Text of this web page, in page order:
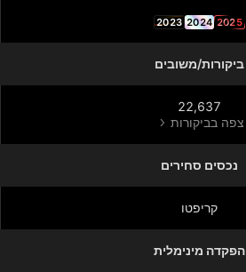
2025
2024
2023
ביקורות/משובים
22,637
צפה בביקורות
נכסים סחירים
קריפטו
הפקדה מינימלית